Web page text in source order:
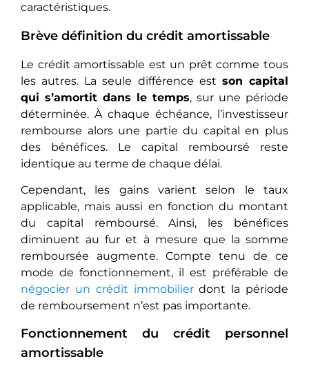
caractéristiques.
Brève définition du crédit amortissable
Le crédit amortissable est un prêt comme tous
les autres. La seule différence est son capital
qui s’amortit dans le temps, sur une période
déterminée. À chaque échéance, l’investisseur
rembourse alors une partie du capital en plus
des bénéfices. Le capital remboursé reste
identique au terme de chaque délai.
Cependant, les gains varient selon le taux
applicable, mais aussi en fonction du montant
du capital remboursé. Ainsi, les bénéfices
diminuent au fur et à mesure que la somme
remboursée augmente. Compte tenu de ce
mode de fonctionnement, il est préférable de
négocier un crédit immobilierdont la période
de remboursement n’est pas importante.
Fonctionnement du crédit personnel
amortissable